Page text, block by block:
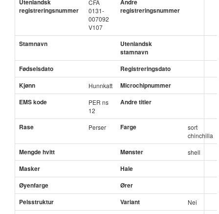
Utenlandsk
registreringsnummer
CFA
0131-
007092
V107
Andre
registreringsnummer
Stamnavn
Utenlandsk
stamnavn
Fødselsdato
Registreringsdato
Kjønn
Hunnkatt
Microchipnummer
EMS kode
PER ns
12
Andre titler
Rase Perser Farge
sort
chinchilla
Mengde hvitt Mønster shell
Masker
Hale
Øyenfarge
Ører
Pelsstruktur
Variant Nei